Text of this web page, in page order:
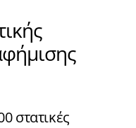
στατικές